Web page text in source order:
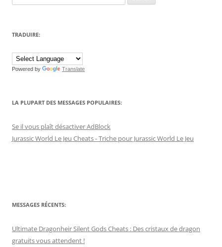
for:
TRADUIRE:
Powered by Translate
LA PLUPART DES MESSAGES POPULAIRES:
Se il vous plaît désactiver AdBlock
Jurassic World Le Jeu Cheats - Triche pour Jurassic World Le Jeu
MESSAGES RÉCENTS:
Ultimate Dragonheir Silent Gods Cheats : Des cristaux de dragon
gratuits vous attendent !